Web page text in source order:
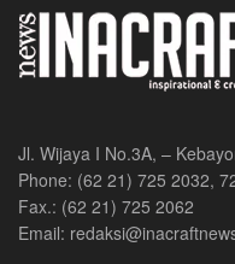
Jl. Wijaya I No.3A, –
Phone: (62 21) 725 2032,
Fax.: (62 21) 725 2062
Email: